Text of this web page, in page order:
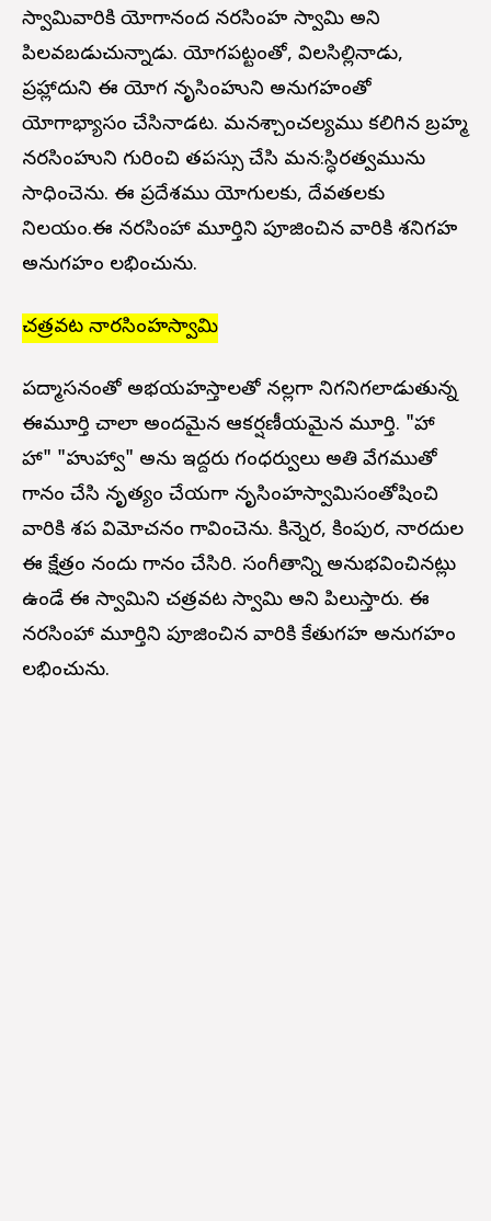
స్వామివారికి యోగానంద నరసింహ స్వామి అని
పిలవబడుచున్నాడు. యోగపట్టంతో, విలసిల్లినాడు,
ప్రహ్లాదుని ఈ యోగ నృసింహుని అనుగ్రహంతో
యోగాభ్యాసం చేసినాడట. మనశ్చాంచల్యము కలిగిన బ్రహ్మ
నరసింహుని గురించి తపస్సు చేసి మన:స్ధిరత్వమును
సాధించెను. ఈ ప్రదేశము యోగులకు, దేవతలకు
నిలయం.ఈ నరసింహా మూర్తిని పూజించిన వారికి శనిగ్రహ
అనుగ్రహం లభించును.
చత్రవట నారసింహస్వామి
పద్మాసనంతో అభయహస్తాలతో నల్లగా నిగనిగలాడుతున్న
ఈమూర్తి చాలా అందమైన ఆకర్షణీయమైన మూర్తి. "హా
హా" "హుహ్వా" అను ఇద్దరు గంధర్వులు అతి వేగముతో
గానం చేసి నృత్యం చేయగా నృసింహస్వామిసంతోషించి
వారికి శప విమోచనం గావించెను. కిన్నెర, కింపుర, నారదుల
ఈ క్షేత్రం నందు గానం చేసిరి. సంగీతాన్ని అనుభవించినట్లు
ఉండే ఈ స్వామిని చత్రవట స్వామి అని పిలుస్తారు. ఈ
నరసింహా మూర్తిని పూజించిన వారికి కేతుగ్రహ అనుగ్రహం
లభించును.